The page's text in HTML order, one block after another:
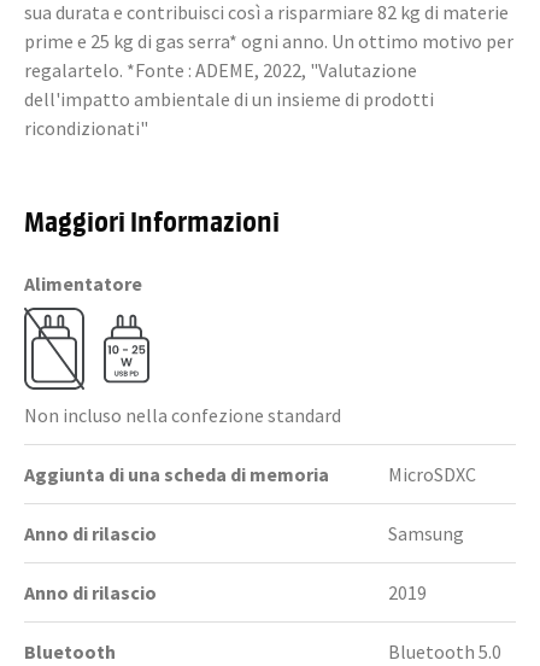
sua durata e contribuisci così a risparmiare 82 kg di materie
prime e 25 kg di gas serra* ogni anno. Un ottimo motivo per
regalartelo. *Fonte : ADEME, 2022, "Valutazione
dell'impatto ambientale di un insieme di prodotti
ricondizionati"
Maggiori Informazioni
Alimentatore
Non incluso nella confezione standard
Aggiunta di una scheda di memoria MicroSDXC
Anno di rilascio Samsung
Anno di rilascio 2019
Bluetooth Bluetooth 5.0